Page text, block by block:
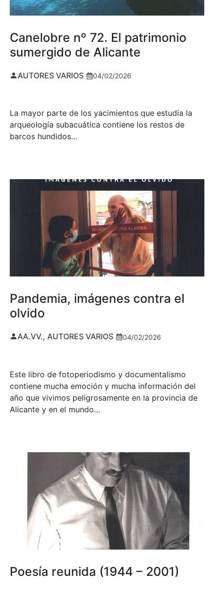
Canelobre nº 72. El patrimonio
sumergido de Alicante
AUTORES VARIOS 04/02/2026
La mayor parte de los yacimientos que estudia la
arqueología subacuática contiene los restos de
barcos hundidos…
Pandemia, imágenes contra el
olvido
AA.VV., AUTORES VARIOS 04/02/2026
Este libro de fotoperiodismo y documentalismo
contiene mucha emoción y mucha información del
año que vivimos peligrosamente en la provincia de
Alicante y en el mundo…
Poesía reunida (1944 – 2001)